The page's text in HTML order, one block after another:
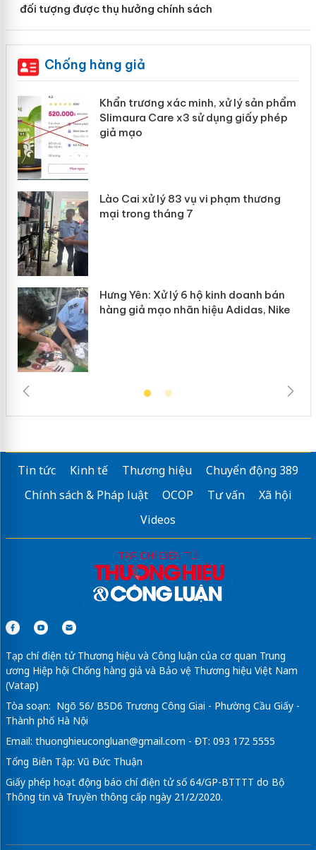
đối tượng được thụ hưởng chính sách
Chống hàng giả
Khẩn trương xác minh, xử lý sản phẩm
Slimaura Care x3 sử dụng giấy phép
giả mạo
Lào Cai xử lý 83 vụ vi phạm thương
mại trong tháng 7
Hưng Yên: Xử lý 6 hộ kinh doanh bán
hàng giả mạo nhãn hiệu Adidas, Nike
Tin tức Kinh tế Thương hiệu
Chuyển động 389
Chính sách & Pháp luật
OCOP Tư vấn
Xã hội
Videos
Tạp chí điện tử Thương hiệu và Công luận của cơ quan Trung
ương Hiệp hội Chống hàng giả và Bảo vệ Thương hiệu Việt Nam
(Vatap)
Tòa soạn: Ngõ 56/ B5D6 Trương Công Giai - Phường Cầu Giấy -
Thành phố Hà Nội
Email: thuonghieucongluan@gmail.com - ĐT: 093 172 5555
Tổng Biên Tập: Vũ Đức Thuận
Giấy phép hoạt động báo chí điện tử số 64/GP-BTTTT do Bộ
Thông tin và Truyền thông cấp ngày 21/2/2020.